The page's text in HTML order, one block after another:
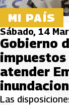
MI PAÍS
Sábado, 14
Gobierno
atender
Las